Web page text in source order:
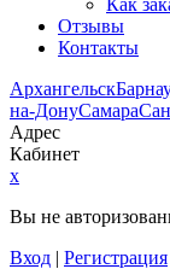
Как
Отзывы
Контакты
Архангельск
на-ДонуСамара
Адрес
Кабинет
x
Вы не
Вход | Регистрация